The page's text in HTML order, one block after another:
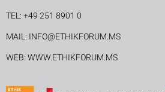
TEL: +49 251 8901 0
MAIL: INFO@ETHIKFORUM.MS
WEB: WWW.ETHIKFORUM.MS